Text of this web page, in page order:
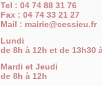
Tel : 04 74 88 31 76
Fax : 04 74 33 21 27
Mail : mairie@cessieu.fr
Lundi
de 8h à 12h et de 13h30
Mardi et Jeudi
de 8h à 12h